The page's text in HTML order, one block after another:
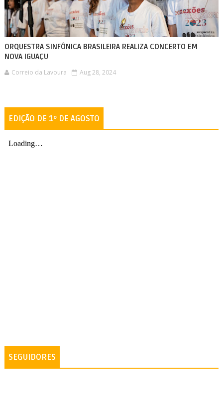
ORQUESTRA SINFÔNICA BRASILEIRA REALIZA CONCERTO EM
NOVA IGUAÇU
Correio da Lavoura Aug 28, 2024
EDIÇÃO DE 1º DE AGOSTO
SEGUIDORES